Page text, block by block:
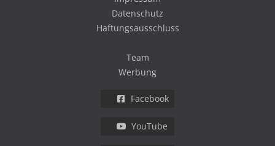
Datenschutz
Haftungsausschluss
Team
Werbung
Facebook
YouTube